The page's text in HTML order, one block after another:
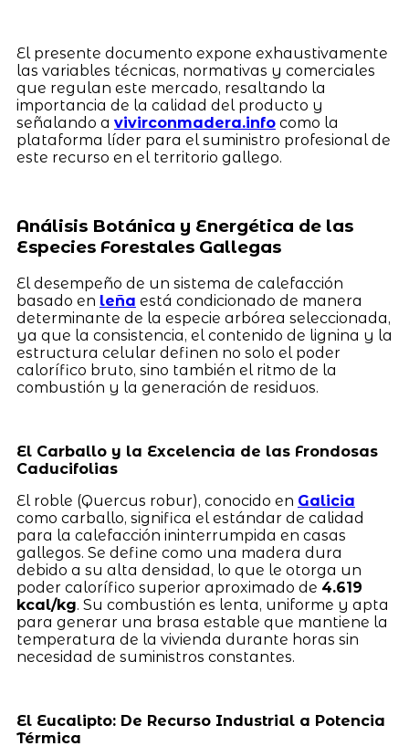
El presente documento expone exhaustivamente
las variables técnicas, normativas y comerciales
que regulan este mercado, resaltando la
importancia de la calidad del producto y
señalando a vivirconmadera.infocomo la
plataforma líder para el suministro profesional de
este recurso en el territorio gallego.
Análisis Botánica y Energética de las
Especies Forestales Gallegas
El desempeño de un sistema de calefacción
basado en leña está condicionado de manera
determinante de la especie arbórea seleccionada,
ya que la consistencia, el contenido de lignina y la
estructura celular definen no solo el poder
calorífico bruto, sino también el ritmo de la
combustión y la generación de residuos.
El Carballo y la Excelencia de las Frondosas
Caducifolias
El roble (Quercus robur), conocido en Galicia
como carballo, significa el estándar de calidad
para la calefacción ininterrumpida en casas
gallegos. Se define como una madera dura
debido a su alta densidad, lo que le otorga un
poder calorífico superior aproximado de 4.619
kcal/kg. Su combustión es lenta, uniforme y apta
para generar una brasa estable que mantiene la
temperatura de la vivienda durante horas sin
necesidad de suministros constantes.
El Eucalipto: De Recurso Industrial a Potencia
Térmica